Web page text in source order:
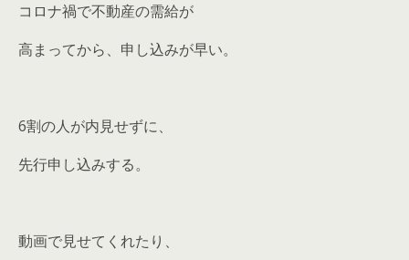
コロナ禍で不動産の需給が
高まってから、申し込みが早い。
6割の人が内見せずに、
先行申し込みする。
動画で見せてくれたり、